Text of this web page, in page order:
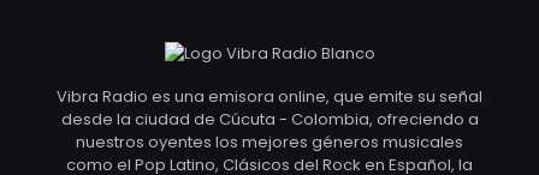
Vibra Radio es una emisora online, que emite su señal
desde la ciudad de Cúcuta - Colombia, ofreciendo a
nuestros oyentes los mejores géneros musicales
como el Pop Latino, Clásicos del Rock en Español, la